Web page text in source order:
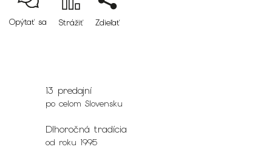
Opýtať sa Strážiť Zdieľať
13 predajní
po celom Slovensku
Dlhoročná tradícia
od roku 1995